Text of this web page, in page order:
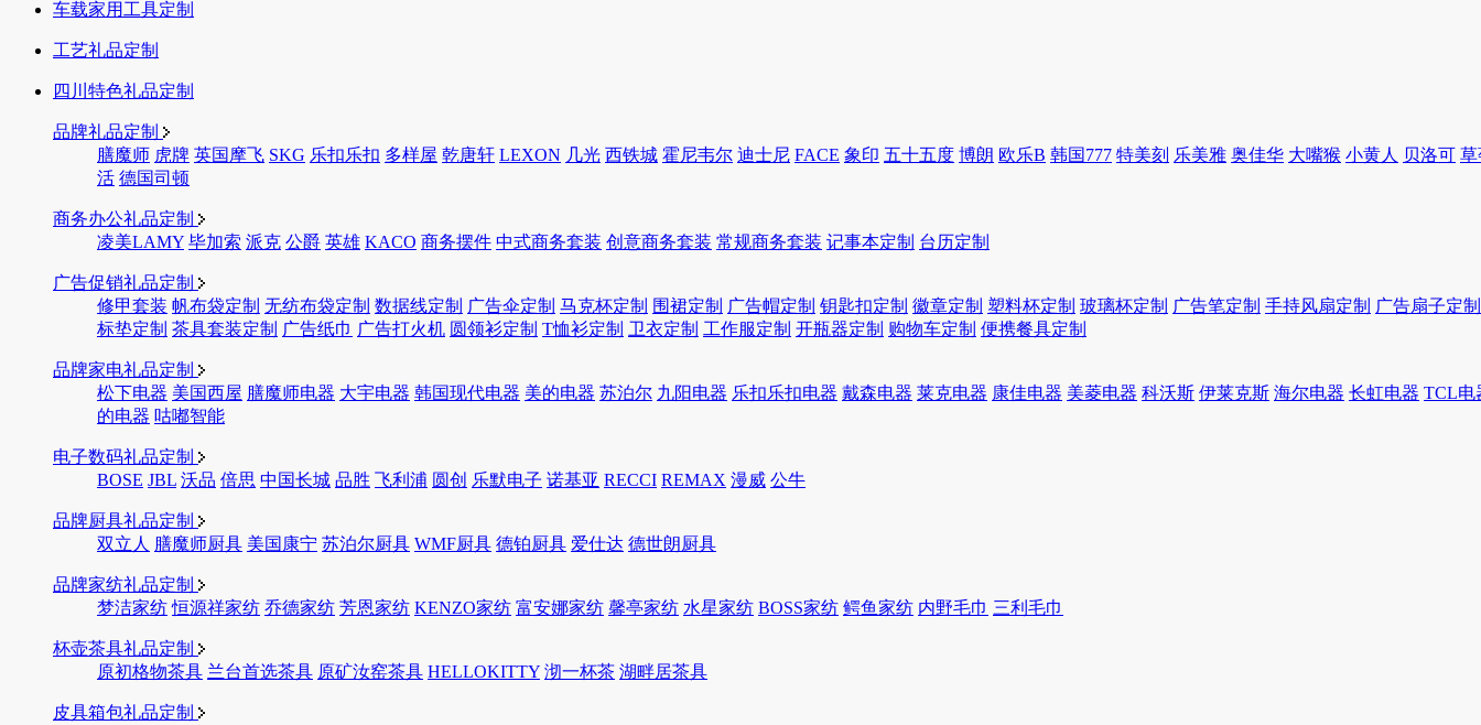
车载家用工具定制
工艺礼品定制
四川特色礼品定制
品牌礼品定制
膳魔师 虎牌 英国摩飞 SKG 乐扣乐扣 多样屋 乾唐轩 LEXON 几光 西铁城 霍尼韦尔 迪士尼 FACE 象印 五十五度 博朗 欧乐B 韩国777 特美刻 乐美雅 奥佳华 大嘴猴 小黄人 贝洛可 草
活 德国司顿
商务办公礼品定制
凌美LAMY 毕加索 派克 公爵 英雄 KACO 商务摆件 中式商务套装 创意商务套装 常规商务套装 记事本定制 台历定制
广告促销礼品定制
修甲套装 帆布袋定制 无纺布袋定制 数据线定制 广告伞定制 马克杯定制 围裙定制 广告帽定制 钥匙扣定制 徽章定制 塑料杯定制 玻璃杯定制 广告笔定制 手持风扇定制 广告扇子定制
标垫定制 茶具套装定制 广告纸巾 广告打火机 圆领衫定制 T恤衫定制 卫衣定制 工作服定制 开瓶器定制 购物车定制 便携餐具定制
品牌家电礼品定制
松下电器 美国西屋 膳魔师电器 大宇电器 韩国现代电器 美的电器 苏泊尔 九阳电器 乐扣乐扣电器 戴森电器 莱克电器 康佳电器 美菱电器 科沃斯 伊莱克斯 海尔电器 长虹电器 TCL电
的电器 咕嘟智能
电子数码礼品定制
BOSE JBL 沃品 倍思 中国长城 品胜 飞利浦 圆创 乐默电子 诺基亚 RECCI REMAX 漫威 公牛
品牌厨具礼品定制
双立人 膳魔师厨具 美国康宁 苏泊尔厨具 WMF厨具 德铂厨具 爱仕达 德世朗厨具
品牌家纺礼品定制
梦洁家纺 恒源祥家纺 乔德家纺 芳恩家纺 KENZO家纺 富安娜家纺 馨亭家纺 水星家纺 BOSS家纺 鳄鱼家纺 内野毛巾 三利毛巾
杯壶茶具礼品定制
原初格物茶具 兰台首选茶具 原矿汝窑茶具 HELLOKITTY 沏一杯茶 湖畔居茶具
皮具箱包礼品定制